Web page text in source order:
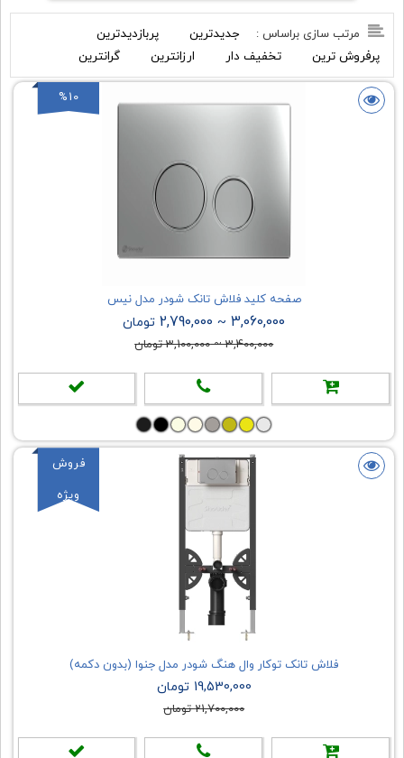
مرتب سازی براساس : جدیدترین
پربازدیدترین
پرفروش ترین
تخفیف دار ارزانترین گرانترین
%10
صفحه کلید فلاش تانک شودر مدل نیس
3,060,000
~
2,790,000تومان
3,400,000
~
3,100,000تومان
فروش
ویژه
فلاش تانک توکار وال هنگ شودر مدل جنوا (بدون دکمه)
19,530,000 تومان
21,700,000 تومان